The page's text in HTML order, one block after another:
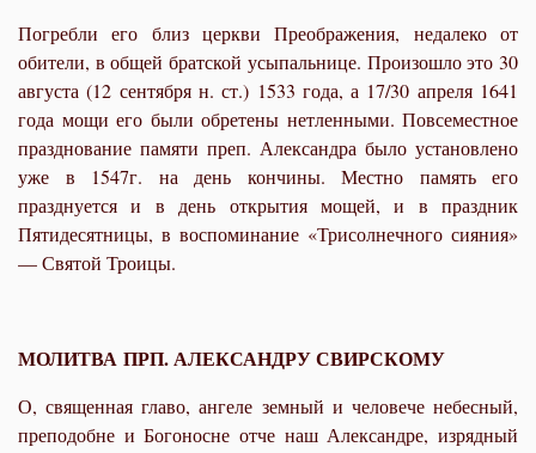
Погребли его близ церкви Преображения, недалеко от
обители, в общей братской усыпальнице. Произошло это 30
августа (12 сентября н. ст.) 1533 года, а 17/30 апреля 1641
года мощи его были обретены нетленными. Повсеместное
празднование памяти преп. Александра было установлено
уже в 1547г. на день кончины. Местно память его
празднуется и в день открытия мощей, и в праздник
Пятидесятницы, в воспоминание «Трисолнечного сияния»
— Святой Троицы.
МОЛИТВА ПРП. АЛЕКСАНДРУ СВИРСКОМУ
О, священная главо, ангеле земный и человече небесный,
преподобне и Богоносне отче наш Александре, изрядный